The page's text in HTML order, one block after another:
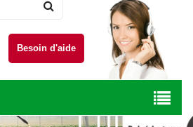
Besoin d'aide